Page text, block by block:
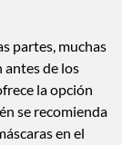
partes, muchas
antes de los
la opción
se recomienda
en el